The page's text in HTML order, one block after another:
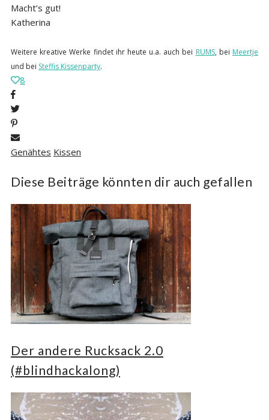
Macht’s gut!
Katherina
Weitere kreative Werke findet ihr heute u.a. auch bei RUMS, bei Meertje
und bei Steffis Kissenparty.
8
Genähtes Kissen
Diese Beiträge könnten dir auch gefallen
Der andere Rucksack 2.0
(#blindhackalong)